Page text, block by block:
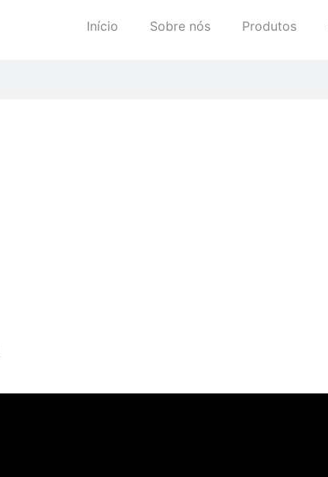
Início Sobre nós Produtos